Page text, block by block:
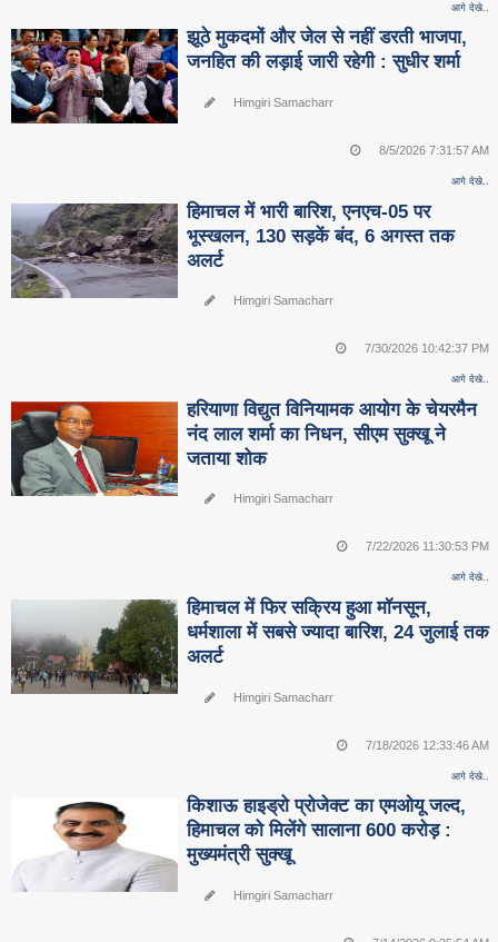
आगे देखे..
झूठे मुकदमों और जेल से नहीं डरती भाजपा,
जनहित की लड़ाई जारी रहेगी : सुधीर शर्मा
Himgiri Samacharr
8/5/2026 7:31:57 AM
आगे देखे..
हिमाचल में भारी बारिश, एनएच-05 पर
भूस्खलन, 130 सड़कें बंद, 6 अगस्त तक
अलर्ट
Himgiri Samacharr
7/30/2026 10:42:37 PM
आगे देखे..
हरियाणा विद्युत विनियामक आयोग के चेयरमैन
नंद लाल शर्मा का निधन, सीएम सुक्‍खू ने
जताया शोक
Himgiri Samacharr
7/22/2026 11:30:53 PM
आगे देखे..
हिमाचल में फिर सक्रिय हुआ मॉनसून,
धर्मशाला में सबसे ज्यादा बारिश, 24 जुलाई तक
अलर्ट
Himgiri Samacharr
7/18/2026 12:33:46 AM
आगे देखे..
किशाऊ हाइड्रो प्रोजेक्ट का एमओयू जल्द,
हिमाचल को मिलेंगे सालाना 600 करोड़ :
मुख्यमंत्री सुक्खू
Himgiri Samacharr